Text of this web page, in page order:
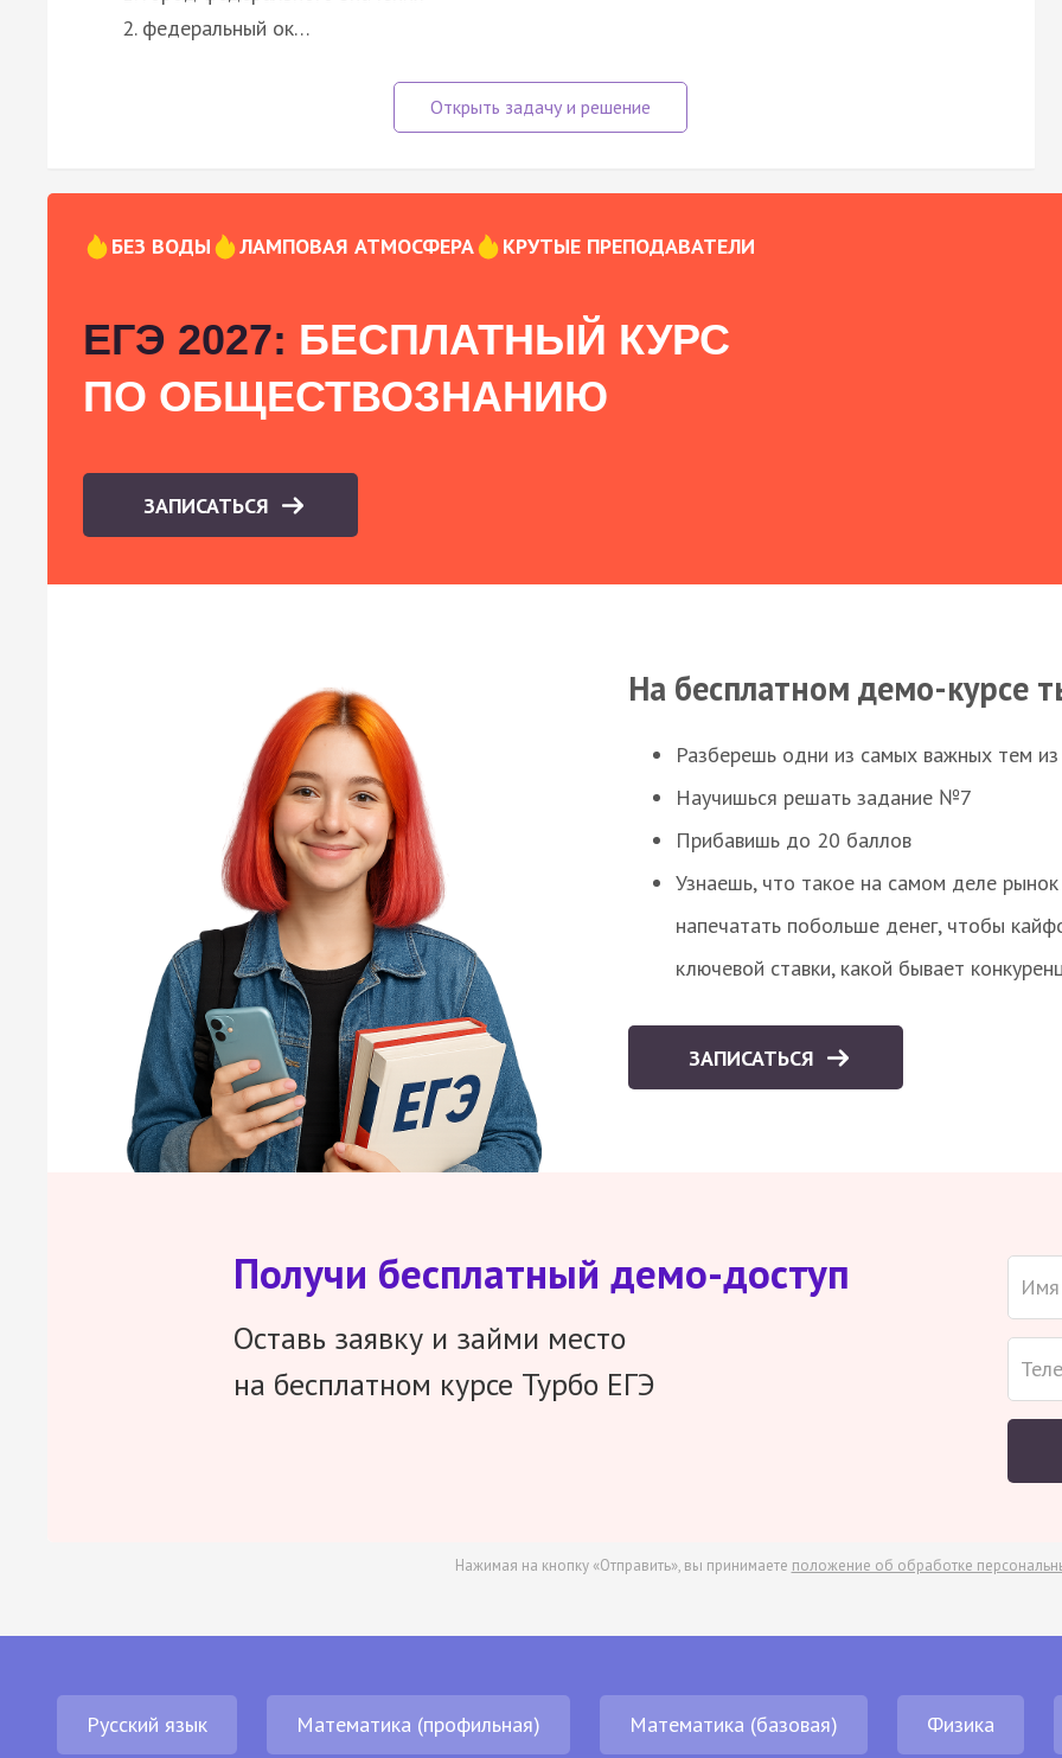
федеральный ок…
БЕЗ ВОДЫ ЛАМПОВАЯ АТМОСФЕРА КРУТЫЕ ПРЕПОДАВАТЕЛИ
ЕГЭ 2027: БЕСПЛАТНЫЙ КУРС
ПО ОБЩЕСТВОЗНАНИЮ
ЗАПИСАТЬСЯ
На бесплатном демо-курсе
Разберешь одни из самых важных тем
Научишься решать задание №7
Прибавишь до 20 баллов
Узнаешь, что такое на самом деле
напечатать побольше денег, чтобы
ключевой ставки, какой бывает
ЗАПИСАТЬСЯ
Получи бесплатный демо-доступ
Оставь заявку и займи место
на бесплатном курсе Турбо ЕГЭ
Нажимая на кнопку «Отправить», вы принимаете положение об обработке
Русский язык Математика (профильная) Математика (базовая) Физика